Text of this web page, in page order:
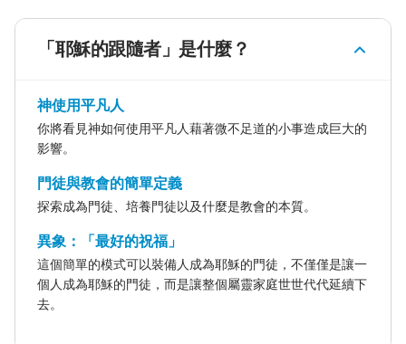
「耶穌的跟隨者」是什麼？
神使用平凡人
你將看見神如何使用平凡人藉著微不足道的小事造成巨大的
影響。
門徒與教會的簡單定義
探索成為門徒、培養門徒以及什麼是教會的本質。
異象：「最好的祝福」
這個簡單的模式可以裝備人成為耶穌的門徒，不僅僅是讓一
個人成為耶穌的門徒，而是讓整個屬靈家庭世世代代延續下
去。